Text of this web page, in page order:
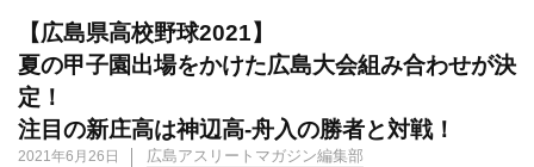
【広島県高校野球2021】
夏の甲子園出場をかけた広島大会組み合わせが決
定！
注目の新庄高は神辺高-舟入の勝者と対戦！
2021年6月26日 広島アスリートマガジン編集部